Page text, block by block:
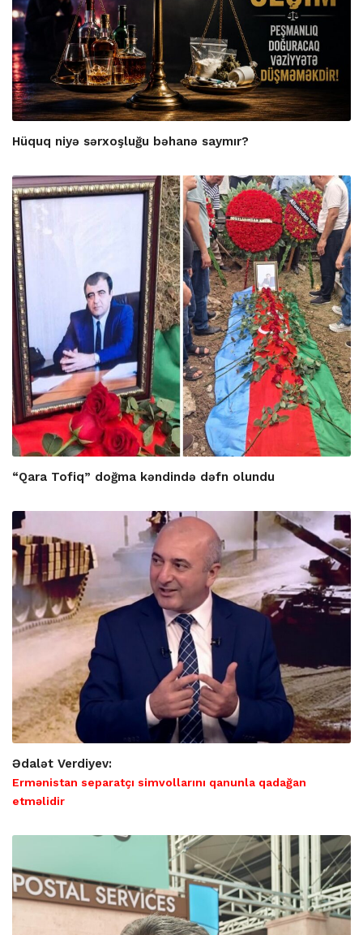
Hüquq niyə sərxoşluğu bəhanə saymır?
“Qara Tofiq” doğma kəndində dəfn olundu
Ədalət Verdiyev:
Ermənistan separatçı simvollarını qanunla qadağan
etməlidir